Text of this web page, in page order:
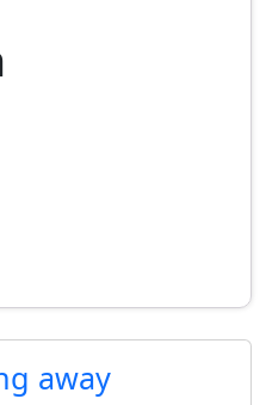
away